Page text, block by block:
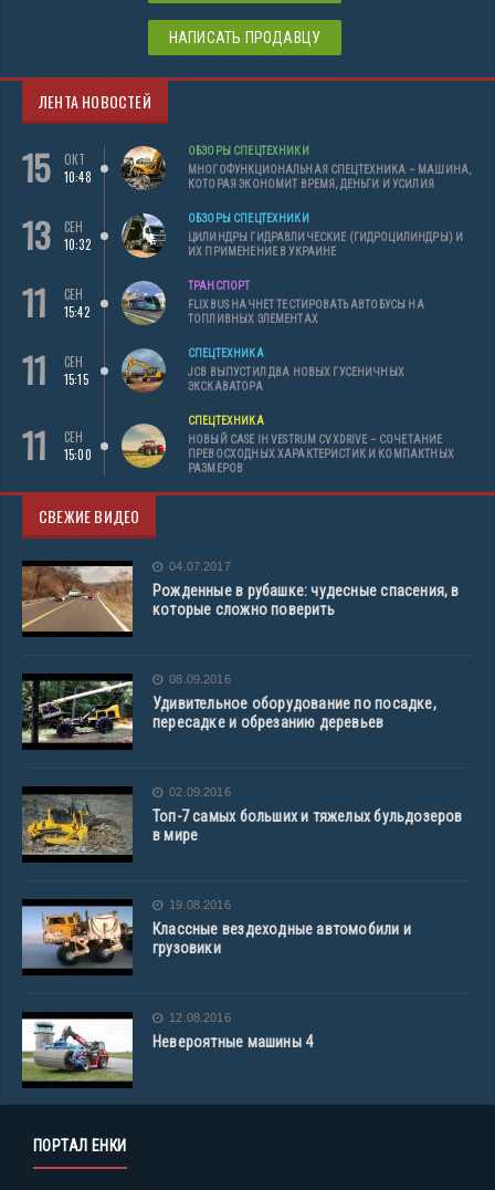
НАПИСАТЬ ПРОДАВЦУ
ЛЕНТА НОВОСТЕЙ
15
ОКТ
10:48
ОБЗОРЫ СПЕЦТЕХНИКИ
МНОГОФУНКЦИОНАЛЬНАЯ СПЕЦТЕХНИКА – МАШИНА,
КОТОРАЯ ЭКОНОМИТ ВРЕМЯ, ДЕНЬГИ И УСИЛИЯ
13
СЕН
10:32
ОБЗОРЫ СПЕЦТЕХНИКИ
ЦИЛИНДРЫ ГИДРАВЛИЧЕСКИЕ (ГИДРОЦИЛИНДРЫ) И
ИХ ПРИМЕНЕНИЕ В УКРАИНЕ
11
СЕН
15:42
ТРАНСПОРТ
FLIXBUS НАЧНЕТ ТЕСТИРОВАТЬ АВТОБУСЫ НА
ТОПЛИВНЫХ ЭЛЕМЕНТАХ
11
СЕН
15:15
СПЕЦТЕХНИКА
JCB ВЫПУСТИЛ ДВА НОВЫХ ГУСЕНИЧНЫХ
ЭКСКАВАТОРА
11
СЕН
15:00
СПЕЦТЕХНИКА
НОВЫЙ CASE IH VESTRUM CVXDRIVE – СОЧЕТАНИЕ
ПРЕВОСХОДНЫХ ХАРАКТЕРИСТИК И КОМПАКТНЫХ
РАЗМЕРОВ
СВЕЖИЕ ВИДЕО
04.07.2017
Рожденные в рубашке: чудесные спасения, в
которые сложно поверить
08.09.2016
Удивительное оборудование по посадке,
пересадке и обрезанию деревьев
02.09.2016
Топ-7 самых больших и тяжелых бульдозеров
в мире
19.08.2016
Классные вездеходные автомобили и
грузовики
12.08.2016
Невероятные машины 4
ПОРТАЛ ЕНКИ